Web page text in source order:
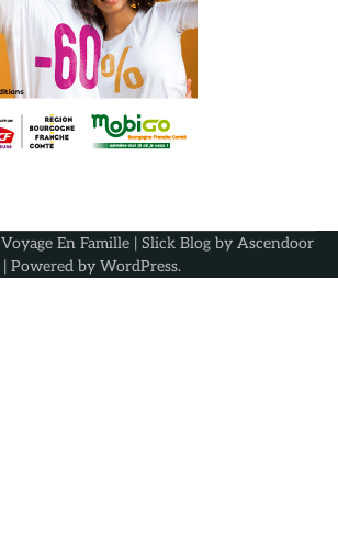
Voyage En Famille | Slick Blog by Ascendoor
| Powered by WordPress.